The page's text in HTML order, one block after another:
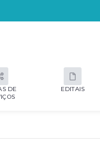
DE
EDITAIS